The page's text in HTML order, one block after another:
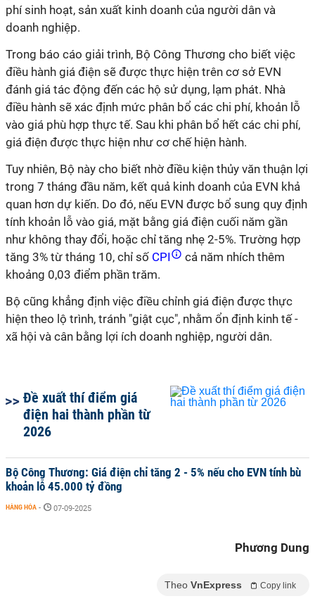
phí sinh hoạt, sản xuất kinh doanh của người dân và
doanh nghiệp.
Trong báo cáo giải trình, Bộ Công Thương cho biết việc
điều hành giá điện sẽ được thực hiện trên cơ sở EVN
đánh giá tác động đến các hộ sử dụng, lạm phát. Nhà
điều hành sẽ xác định mức phân bổ các chi phí, khoản lỗ
vào giá phù hợp thực tế. Sau khi phân bổ hết các chi phí,
giá điện được thực hiện như cơ chế hiện hành.
Tuy nhiên, Bộ này cho biết nhờ điều kiện thủy văn thuận lợi
trong 7 tháng đầu năm, kết quả kinh doanh của EVN khả
quan hơn dự kiến. Do đó, nếu EVN được bổ sung quy định
tính khoản lỗ vào giá, mặt bằng giá điện cuối năm gần
như không thay đổi, hoặc chỉ tăng nhẹ 2-5%. Trường hợp
tăng 3% từ tháng 10, chỉ số CPI
cả năm nhích thêm
khoảng 0,03 điểm phần trăm.
Bộ cũng khẳng định việc điều chỉnh giá điện được thực
hiện theo lộ trình, tránh "giật cục", nhằm ổn định kinh tế -
xã hội và cân bằng lợi ích doanh nghiệp, người dân.
Đề xuất thí điểm giá
điện hai thành phần từ
2026
Bộ Công Thương: Giá điện chỉ tăng 2 - 5% nếu cho EVN tính bù
khoản lỗ 45.000 tỷ đồng
HÀNG HÓA - 07-09-2025
Phương Dung
Theo VnExpress Copy link